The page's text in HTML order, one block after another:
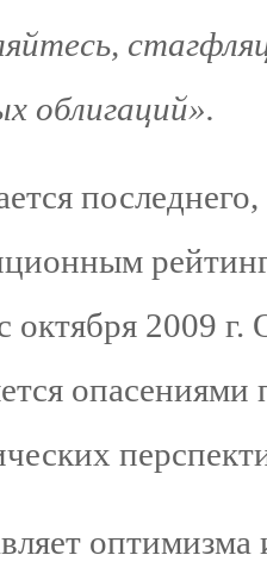
облигаций».
октября 2009 г.
оптимизма